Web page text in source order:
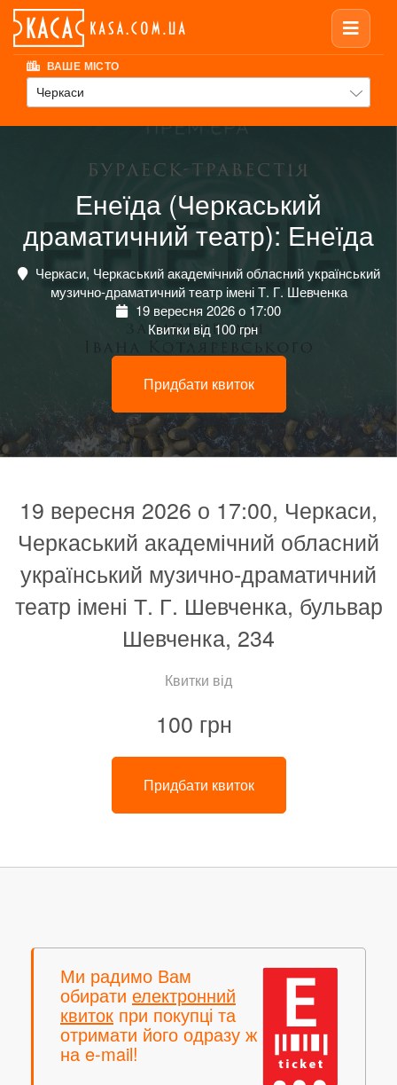
ВАШЕ МІСТО
Черкаси
Енеїда (Черкаський
драматичний театр): Енеїда
Черкаси, Черкаський академічний обласний український
музично-драматичний театр імені Т. Г. Шевченка
19 вересня 2026 о 17:00
Квитки від 100 грн
Придбати квиток
19 вересня 2026 о 17:00, Черкаси,
Черкаський академічний обласний
український музично-драматичний
театр імені Т. Г. Шевченка, бульвар
Шевченка, 234
Квитки від
100 грн
Придбати квиток
Ми радимо Вам
обирати електронний
квиток при покупці та
отримати його одразу ж
на e-mail!